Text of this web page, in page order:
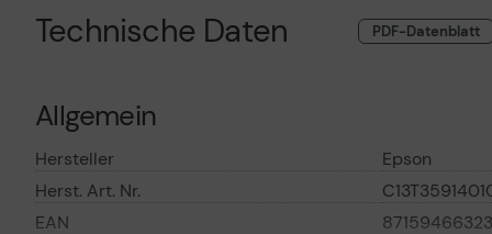
Technische Daten PDF-Datenblatt
Allgemein
Hersteller
Epson
Herst. Art. Nr.
EAN